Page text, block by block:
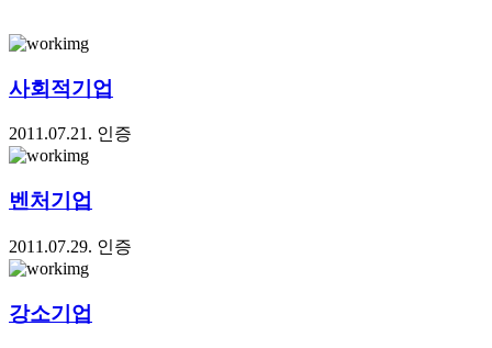
사회적기업
2011.07.21. 인증
벤처기업
2011.07.29. 인증
강소기업